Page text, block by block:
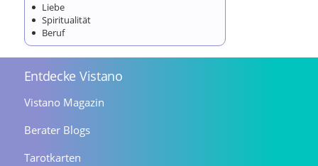
Liebe
Spiritualität
Beruf
Entdecke Vistano
Vistano Magazin
Berater Blogs
Tarotkarten